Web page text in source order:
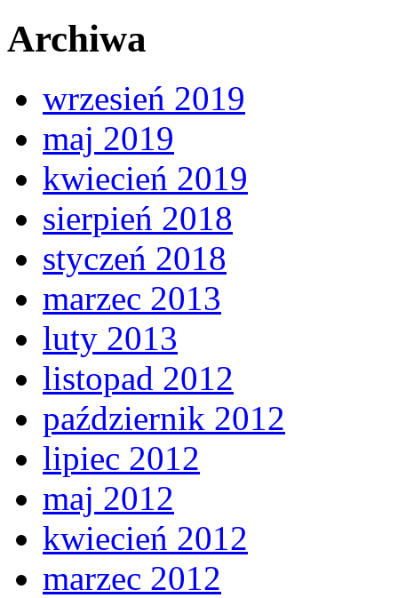
Archiwa
wrzesień 2019
maj 2019
kwiecień 2019
sierpień 2018
styczeń 2018
marzec 2013
luty 2013
listopad 2012
październik 2012
lipiec 2012
maj 2012
kwiecień 2012
marzec 2012